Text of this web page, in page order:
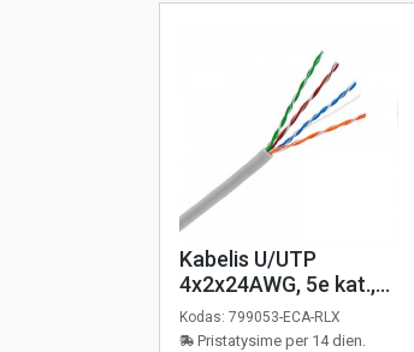
Kabelis U/UTP
4x2x24AWG, 5e kat.,
Eca, PVC, pilkas,
KELine, 305m
Kodas: 799053-ECA-RLX
Pristatysime per 14 dien.